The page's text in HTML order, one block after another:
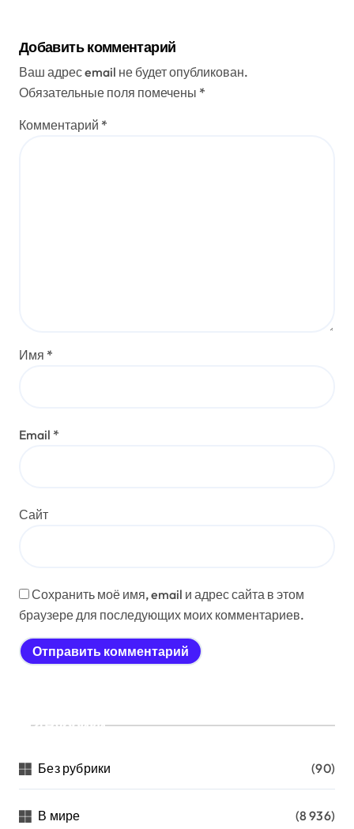
Добавить комментарий
Ваш адрес email не будет опубликован.
Обязательные поля помечены *
Комментарий *
Имя *
Email *
Сайт
Сохранить моё имя, email и адрес сайта в этом
браузере для последующих моих комментариев.
Рубрики
Без рубрики (90)
В мире (8 936)